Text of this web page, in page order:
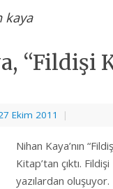
kaya
“Fildişi
Ekim 2011 |
Nihan Kaya’nın
Kitap’tan çıktı.
yazılardan oluşuyor.